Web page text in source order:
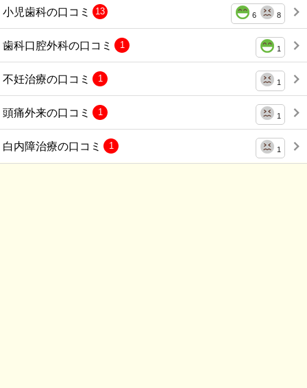
小児歯科の口コミ 6 8
13
歯科口腔外科の口コミ 1
1
不妊治療の口コミ 1
1
頭痛外来の口コミ 1
1
白内障治療の口コミ 1
1